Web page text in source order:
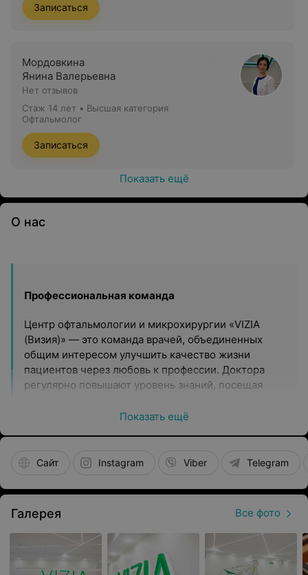
Записаться
Мордовкина
Янина Валерьевна
Нет отзывов
Стаж 14 лет • Высшая категория
Офтальмолог
Записаться
Показать ещё
О нас
Профессиональная команда
Центр офтальмологии и микрохирургии «VIZIA
(Визия)» — это команда врачей, объединенных
общим интересом улучшить качество жизни
пациентов через любовь к профессии. Доктора
регулярно повышают уровень знаний, посещая
конференциях, что позволяют изучать новые
Оборудование и материалы
Диагностика и лечение в центре офтальмологии и
современном оборудовании. Микрохирургическое
лечение катаракты с имплантацией
интраокулярной линзы на аппарате Stellaris Elite
производства Bausch&Lomb (США) занимает до 15
Показать ещё
Сайт Instagram Viber Telegram
Галерея Все фото